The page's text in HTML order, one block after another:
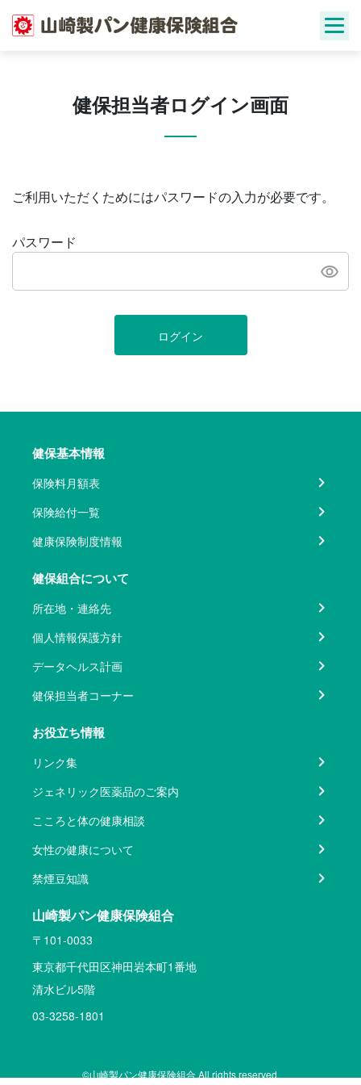
健保担当者ログイン画面
ご利用いただくためにはパスワードの入力が必要です。
パスワード
ログイン
健保基本情報
保険料月額表
保険給付一覧
健康保険制度情報
健保組合について
所在地・連絡先
個人情報保護方針
データヘルス計画
健保担当者コーナー
お役立ち情報
リンク集
ジェネリック医薬品のご案内
こころと体の健康相談
女性の健康について
禁煙豆知識
山崎製パン健康保険組合
〒101-0033
東京都千代田区神田岩本町1番地
清水ビル5階
03-3258-1801
©山崎製パン健康保険組合 All rights reserved.